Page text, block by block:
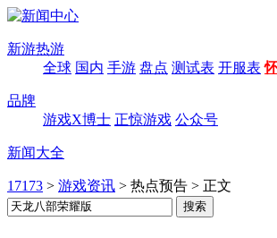
新游热游
全球 国内 手游 盘点 测试表 开服表
品牌
游戏X博士 正惊游戏 公众号
新闻大全
17173 > 游戏资讯 > 热点预告 > 正文